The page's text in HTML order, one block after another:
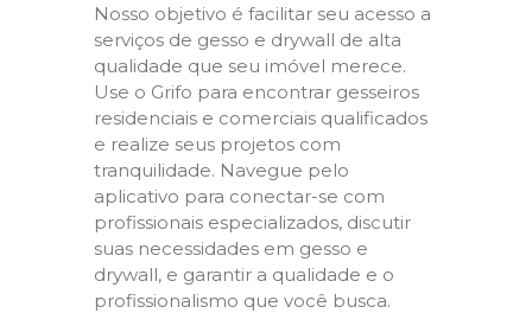
Nosso objetivo é facilitar seu acesso a
serviços de gesso e drywall de alta
qualidade que seu imóvel merece.
Use o Grifo para encontrar gesseiros
residenciais e comerciais qualificados
e realize seus projetos com
tranquilidade. Navegue pelo
aplicativo para conectar-se com
profissionais especializados, discutir
suas necessidades em gesso e
drywall, e garantir a qualidade e o
profissionalismo que você busca.